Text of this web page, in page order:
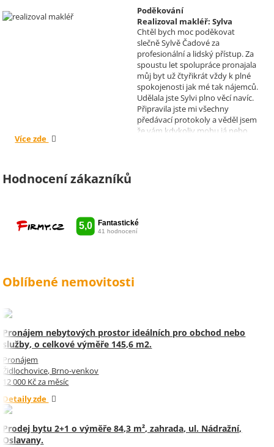
Krásné dny Vám a Vašim
zaměstnancům. Irena Höklová,
Brno
Poděkování
Realizoval makléř: Sylva
Čadová
Chtěl bych moc poděkovat
slečně Sylvě Čadové za
profesionální a lidský přístup. Za
spoustu let spolupráce pronajala
můj byt už čtyřikrát vždy k plné
spokojenosti jak mé tak nájemců.
Udělala jste Sylvi plno věcí navíc.
Připravila jste mi všechny
předávací protokoly a věděl jsem
že vám kdykoliv mohu já nebo
Více zde
Hodnocení zákazníků
Oblíbené nemovitosti
Pronájem nebytových prostor ideálních pro obchod nebo
služby, o celkové výměře 145,6 m2.
Pronájem
Židlochovice, Brno-venkov
12 000 Kč za měsíc
Detaily zde
Prodej bytu 2+1 o výměře 84,3 m², zahrada, ul. Nádražní,
Oslavany.